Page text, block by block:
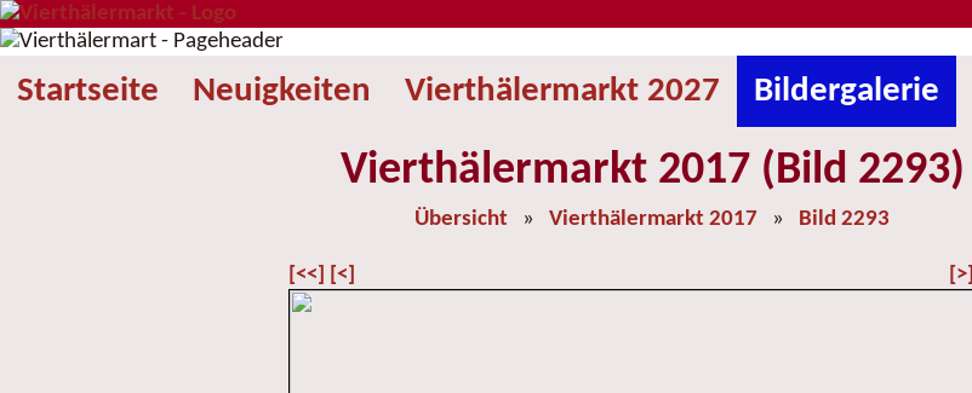
Startseite Neuigkeiten Vierthälermarkt 2027 Bildergalerie
Vierthälermarkt 2017 (Bild 2293)
Übersicht » Vierthälermarkt 2017 » Bild 2293
[<<] [<] [>]